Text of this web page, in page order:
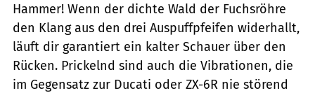
Hammer! Wenn der dichte Wald der Fuchsröhre
den Klang aus den drei Auspuffpfeifen widerhallt,
läuft dir garantiert ein kalter Schauer über den
Rücken. Prickelnd sind auch die Vibrationen, die
im Gegensatz zur Ducati oder ZX-6R nie störend